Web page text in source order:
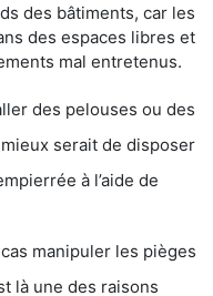
des bâtiments, car les
des espaces libres et
mal entretenus.
des pelouses ou des
serait de disposer
à l’aide de
manipuler les pièges
là une des raisons